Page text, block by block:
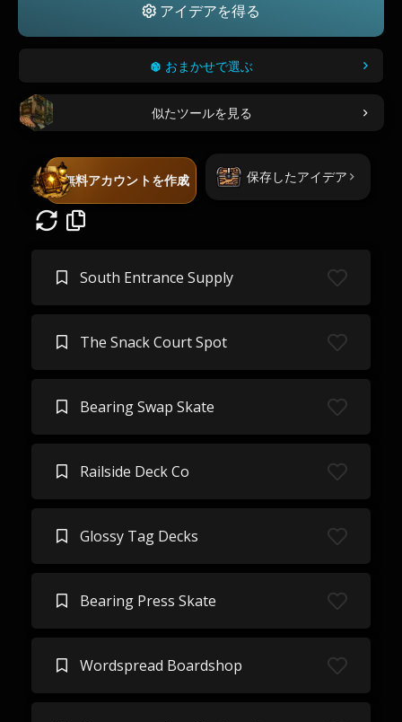
アイデアを得る
おまかせで選ぶ
似たツールを見る
無料アカウントを作成 保存したアイデア
South Entrance Supply
The Snack Court Spot
Bearing Swap Skate
Railside Deck Co
Glossy Tag Decks
Bearing Press Skate
Wordspread Boardshop